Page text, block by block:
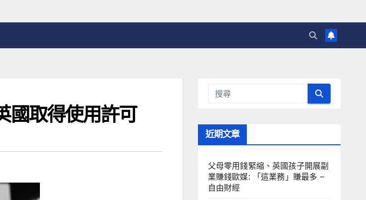
國取得使用許可
近期文章
父母零用錢緊縮、英國孩子開展副
業賺錢歐媒: 「這業務」賺最多 –
自由財經